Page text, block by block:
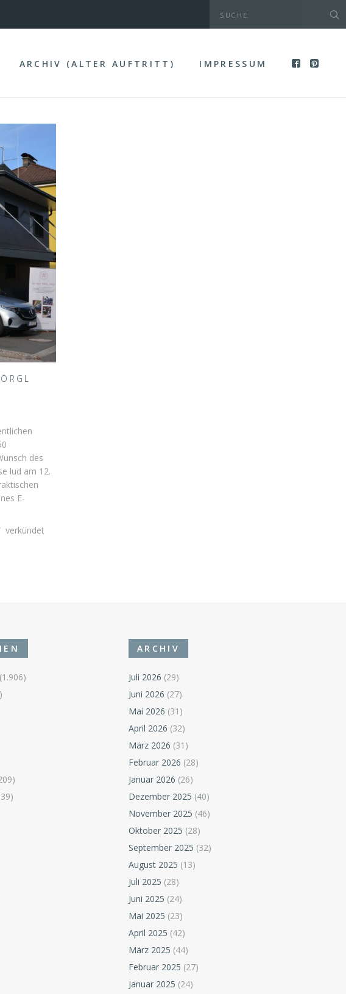
ARCHIV (ALTER AUFTRITT) IMPRESSUM
des
lud am 12.
E-
verkündet
(1.906)
ARCHIV
Juli 2026 (29)
Juni 2026 (27)
Mai 2026 (31)
April 2026 (32)
März 2026 (31)
Februar 2026 (28)
Januar 2026 (26)
Dezember 2025 (40)
November 2025 (46)
Oktober 2025 (28)
September 2025 (32)
August 2025 (13)
Juli 2025 (28)
Juni 2025 (24)
Mai 2025 (23)
April 2025 (42)
März 2025 (44)
Februar 2025 (27)
Januar 2025 (24)